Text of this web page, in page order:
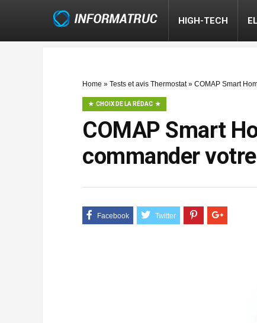
HIGH-TECH
Home » Tests et avis Thermostat» COMAP Smart
CHOIX DE LA RÉDAC
COMAP Smart
commander